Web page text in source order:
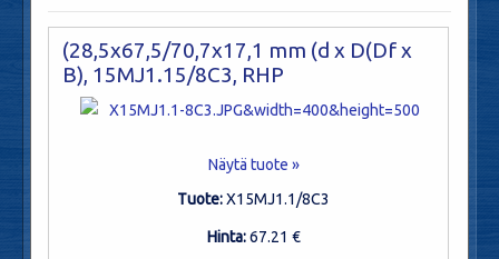
(28,5x67,5/70,7x17,1 mm (d x D(Df x
B), 15MJ1.15/8C3, RHP
Näytä tuote »
Tuote:X15MJ1.1/8C3
Hinta:67.21 €